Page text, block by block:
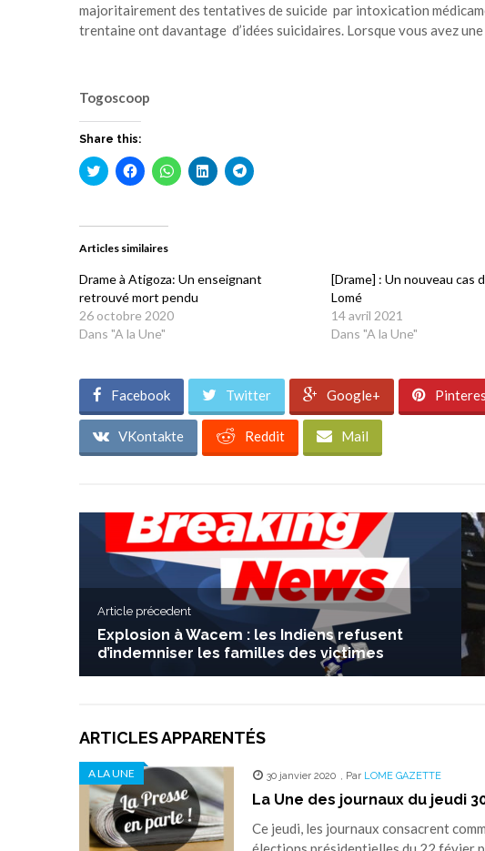
majoritairement des tentatives de suicide par intoxication
trentaine ont davantage d’idées suicidaires. Lorsque vous avez
Togoscoop
Share this:
Cliquez
pour
dans
nouvelle
Cliquez
pour
dans
nouvelle
Cliquez
pour
Cliquez
pour
Cliquez
pour
Articles similaires
Drame à Atigoza: Un enseignant
retrouvé mort pendu
26 octobre 2020
Dans "A la Une"
[Drame] : Un nouveau cas
Lomé
14 avril 2021
Dans "A la Une"
Facebook Twitter Google+
VKontakte Reddit Mail
Article précedent
Explosion à Wacem : les Indiens refusent
d’indemniser les familles des victimes
ARTICLES APPARENTÉS
A LA UNE 30 janvier 2020 Par LOME GAZETTE
La Une des journaux du jeudi
Ce jeudi, les journaux consacrent